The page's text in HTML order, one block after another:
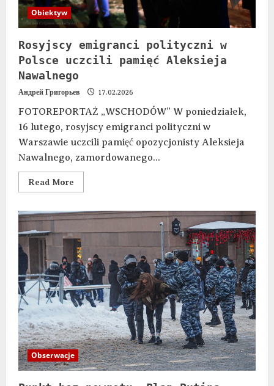
Obiektyw
Rosyjscy emigranci polityczni w
Polsce uczcili pamięć Aleksieja
Nawalnego
Андрей Григорьев 17.02.2026
FOTOREPORTAŻ „WSCHODÓW” W poniedziałek,
16 lutego, rosyjscy emigranci polityczni w
Warszawie uczcili pamięć opozycjonisty Aleksieja
Nawalnego, zamordowanego...
Read More
Obserwacje